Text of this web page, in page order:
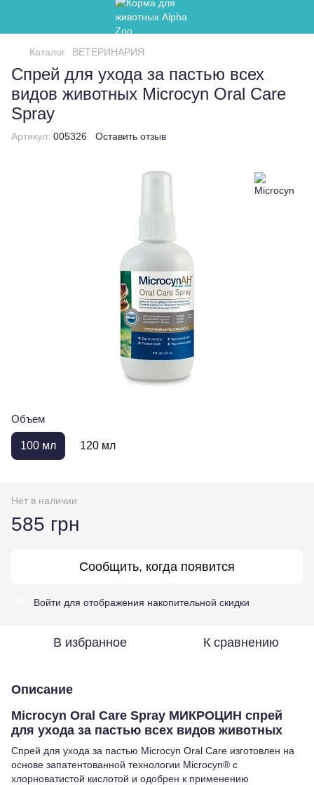
Каталог ВЕТЕРИНАРИЯ
Спрей для ухода за пастью всех
видов животных Microcyn Oral Care
Spray
Артикул: 005326 Оставить отзыв
Объем
100 мл 120 мл
Нет в наличии
585 грн
Сообщить, когда появится
Войти для отображения накопительной скидки
В избранное К сравнению
Описание
Microcyn Oral Care Spray МИКРОЦИН спрей
для ухода за пастью всех видов животных
Спрей для ухода за пастью Microcyn Oral Care изготовлен на
основе запатентованной технологии Microcyn® с
хлорноватистой кислотой и одобрен к применению